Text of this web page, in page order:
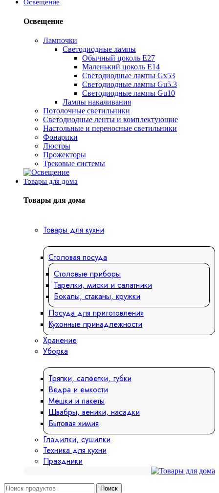
Освещение
Освещение
Лампочки
Светодиодные лампы
Обычный цоколь Е27
Маленький цоколь Е14
Светодиодные лампы Gx53
Светодиодные лампы Gu5.3
Светодиодные лампы Gu10
Лампы накаливания
Потолочные светильники
Светодиодные ленты и комплектующие
Настольные и переносные светильники
Фонарики
Люстры
Прожекторы
Трековые системы
Товары для дома
Товары для дома
Товары для кухни
Столовая посуда
Столовые приборы
Тарелки, миски и салатники
Бокалы, стаканы, кружки
Посуда для приготовления
Кухонные принадлежности
Хранение
Уборка
Тряпки, салфетки, губки
Ведра и емкости
Мешки и пакеты
Швабры, веники, насадки
Бытовая химия
Гладилки, сушилки
Техника для кухни
Праздники
Поиск